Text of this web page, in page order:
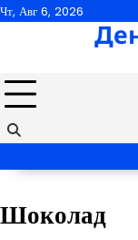
Перейти
Чт, Авг 6, 2026
Шоколад